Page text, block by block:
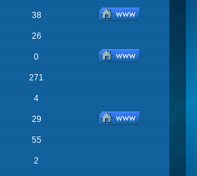
38
26
0
271
4
29
55
2